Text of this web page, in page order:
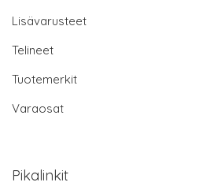
Lisävarusteet
Telineet
Tuotemerkit
Varaosat
Pikalinkit